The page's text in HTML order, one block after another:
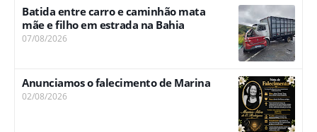
Batida entre carro e caminhão mata
mãe e filho em estrada na Bahia
07/08/2026
Anunciamos o falecimento de Marina
02/08/2026